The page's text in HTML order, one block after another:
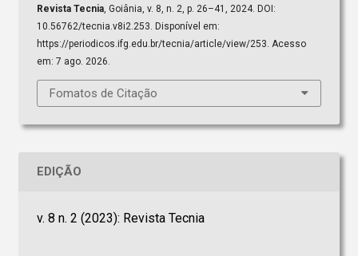
Revista Tecnia, Goiânia, v. 8, n. 2, p. 26–41, 2024. DOI:
10.56762/tecnia.v8i2.253. Disponível em:
https://periodicos.ifg.edu.br/tecnia/article/view/253. Acesso
em: 7 ago. 2026.
Fomatos de Citação
EDIÇÃO
v. 8 n. 2 (2023): Revista Tecnia